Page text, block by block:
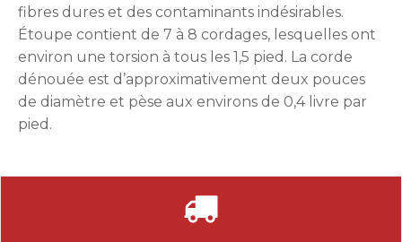
fibres dures et des contaminants indésirables.
Étoupe contient de 7 à 8 cordages, lesquelles ont
environ une torsion à tous les 1,5 pied. La corde
dénouée est d’approximativement deux pouces
de diamètre et pèse aux environs de 0,4 livre par
pied.